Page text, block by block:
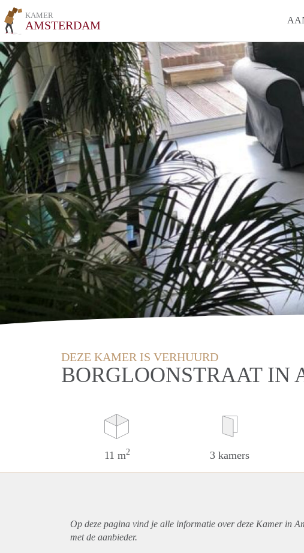
KAMER
AMSTERDAM
DEZE KAMER IS VERHUURD
BORGLOONSTRAAT IN
11 m2 3 kamers
Op deze pagina vind je alle informatie over deze Kamer in
met de aanbieder.